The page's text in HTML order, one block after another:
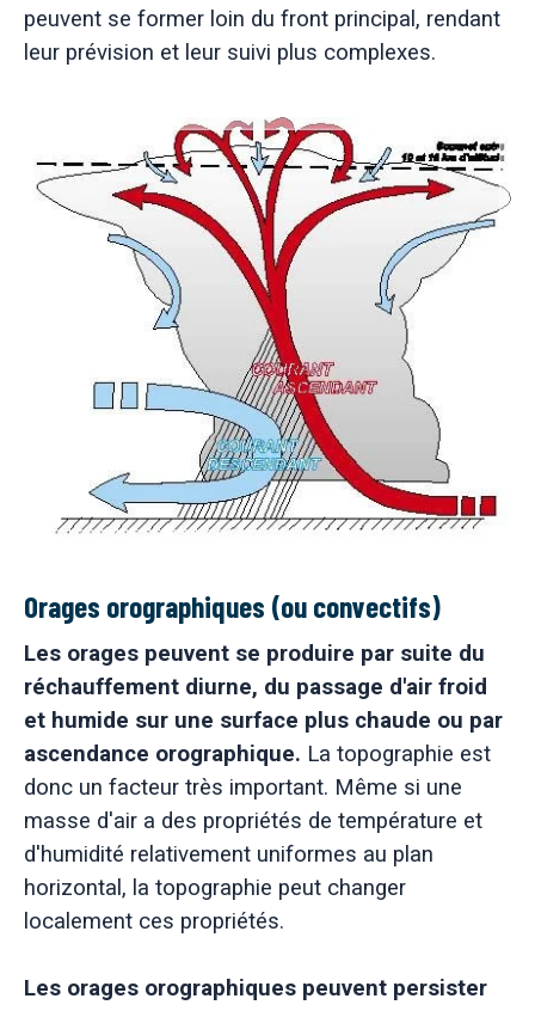
peuvent se former loin du front principal, rendant
leur prévision et leur suivi plus complexes.
Orages orographiques (ou convectifs)
Les orages peuvent se produire par suite du
réchauffement diurne, du passage d'air froid
et humide sur une surface plus chaude ou par
ascendance orographique. La topographie est
donc un facteur très important. Même si une
masse d'air a des propriétés de température et
d'humidité relativement uniformes au plan
horizontal, la topographie peut changer
localement ces propriétés.
Les orages orographiques peuvent persister